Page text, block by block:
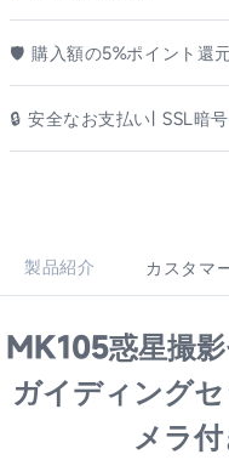
🛡️ 購入額の5%ポイント還
🔒 安全なお支払い| SSL暗
製品紹介 カスタマ
MK105惑星撮
ガイディング
メラ